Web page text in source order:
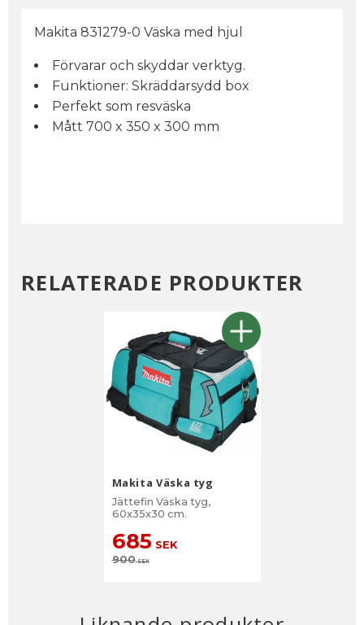
Makita 831279-0 Väska med hjul
Förvarar och skyddar verktyg.
Funktioner: Skräddarsydd box
Perfekt som resväska
Mått 700 x 350 x 300 mm
RELATERADE PRODUKTER
Makita Väska tyg
Jättefin Väska tyg,
60x35x30 cm.
685 SEK
900SEK